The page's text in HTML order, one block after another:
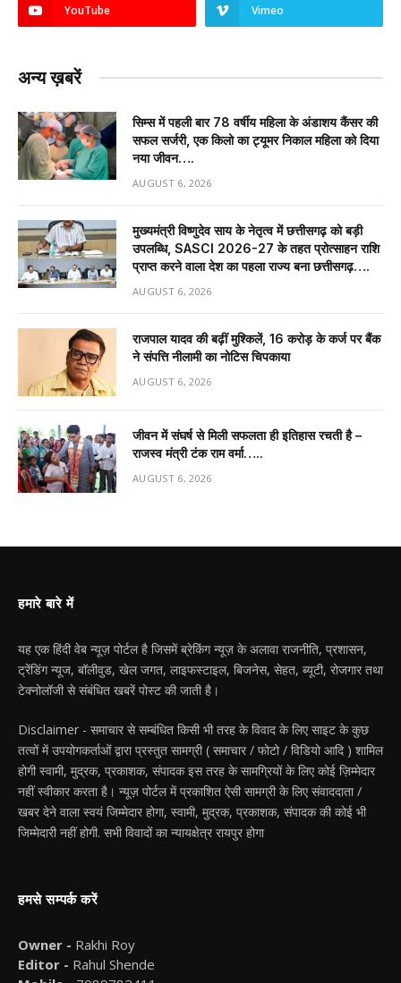
YouTube Vimeo
अन्य ख़बरें
सिम्स में पहली बार 78 वर्षीय महिला के अंडाशय कैंसर की
सफल सर्जरी, एक किलो का ट्यूमर निकाल महिला को दिया
नया जीवन….
AUGUST 6, 2026
मुख्यमंत्री विष्णुदेव साय के नेतृत्व में छत्तीसगढ़ को बड़ी
उपलब्धि, SASCI 2026-27 के तहत प्रोत्साहन राशि
प्राप्त करने वाला देश का पहला राज्य बना छत्तीसगढ़….
AUGUST 6, 2026
राजपाल यादव की बढ़ीं मुश्किलें, ₹16 करोड़ के कर्ज पर बैंक
ने संपत्ति नीलामी का नोटिस चिपकाया
AUGUST 6, 2026
जीवन में संघर्ष से मिली सफलता ही इतिहास रचती है –
राजस्व मंत्री टंक राम वर्मा…..
AUGUST 6, 2026
हमारे बारे में
यह एक हिंदी वेब न्यूज़ पोर्टल है जिसमें ब्रेकिंग न्यूज़ के अलावा राजनीति, प्रशासन,
ट्रेंडिंग न्यूज, बॉलीवुड, खेल जगत, लाइफस्टाइल, बिजनेस, सेहत, ब्यूटी, रोजगार तथा
टेक्नोलॉजी से संबंधित खबरें पोस्ट की जाती है।
Disclaimer - समाचार से सम्बंधित किसी भी तरह के विवाद के लिए साइट के कुछ
तत्वों में उपयोगकर्ताओं द्वारा प्रस्तुत सामग्री ( समाचार / फोटो / विडियो आदि ) शामिल
होगी स्वामी, मुद्रक, प्रकाशक, संपादक इस तरह के सामग्रियों के लिए कोई ज़िम्मेदार
नहीं स्वीकार करता है। न्यूज़ पोर्टल में प्रकाशित ऐसी सामग्री के लिए संवाददाता /
खबर देने वाला स्वयं जिम्मेदार होगा, स्वामी, मुद्रक, प्रकाशक, संपादक की कोई भी
जिम्मेदारी नहीं होगी. सभी विवादों का न्यायक्षेत्र रायपुर होगा
हमसे सम्पर्क करें
Owner - Rakhi Roy
Editor - Rahul Shende